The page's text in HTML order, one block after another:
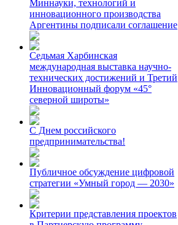
Миннауки, технологий и
инновационного производства
Аргентины подписали соглашение
Седьмая Харбинская
международная выставка научно-
технических достижений и Третий
Инновационный форум «45°
северной широты»
С Днем российского
предпринимательства!
Публичное обсуждение цифровой
стратегии «Умный город — 2030»
Критерии представления проектов